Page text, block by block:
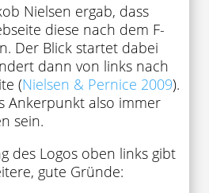
Nielsen ergab, dass
diese nach dem F-
Der Blick startet dabei
dann von links nach
(Nielsen & Pernice 2009).
Ankerpunkt also immer
sein.
des Logos oben links gibt
gute Gründe: